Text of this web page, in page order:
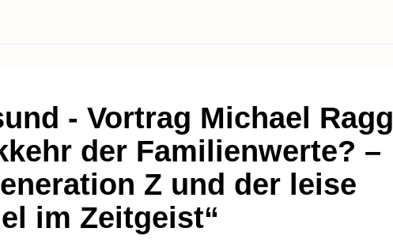
- Vortrag Michael Ragg
der Familienwerte? –
Z und der leise
im Zeitgeist“